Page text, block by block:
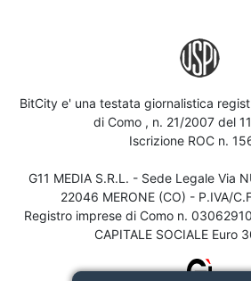
BitCity e' una testata giornalistica
di Como , n. 21/2007 del
Iscrizione ROC n.
G11 MEDIA S.R.L. - Sede Legale Via
22046 MERONE (CO) - P.IVA/
Registro imprese di Como n.
CAPITALE SOCIALE Euro